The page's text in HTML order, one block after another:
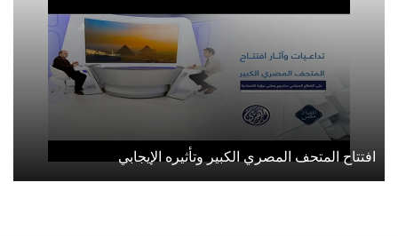
افتتاح المتحف المصري الكبير وتأثيره الإيجابي